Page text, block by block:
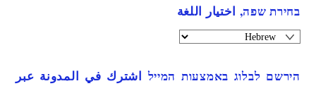
בחירת שפה, اختيار اللغة
הירשם לבלוג באמצעות המייל اشترك في المدونة عبر